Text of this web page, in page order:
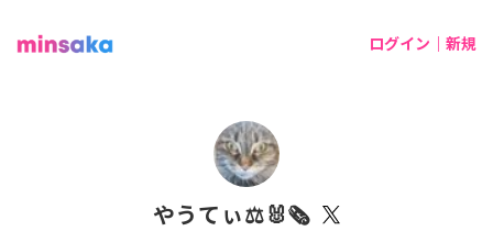
ログイン｜新規
やうてぃ⚖️🐰🗞